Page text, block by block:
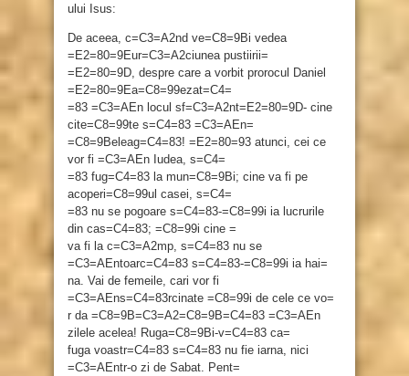
ului Isus:
De aceea, c=C3=A2nd ve=C8=9Bi vedea
=E2=80=9Eur=C3=A2ciunea pustiirii=
=E2=80=9D, despre care a vorbit prorocul Daniel
=E2=80=9Ea=C8=99ezat=C4=
=83 =C3=AEn locul sf=C3=A2nt=E2=80=9D- cine
cite=C8=99te s=C4=83 =C3=AEn=
=C8=9Beleag=C4=83! =E2=80=93 atunci, cei ce
vor fi =C3=AEn Iudea, s=C4=
=83 fug=C4=83 la mun=C8=9Bi; cine va fi pe
acoperi=C8=99ul casei, s=C4=
=83 nu se pogoare s=C4=83-=C8=99i ia lucrurile
din cas=C4=83; =C8=99i cine =
va fi la c=C3=A2mp, s=C4=83 nu se
=C3=AEntoarc=C4=83 s=C4=83-=C8=99i ia hai=
na. Vai de femeile, cari vor fi
=C3=AEns=C4=83rcinate =C8=99i de cele ce vo=
r da =C8=9B=C3=A2=C8=9B=C4=83 =C3=AEn
zilele acelea! Ruga=C8=9Bi-v=C4=83 ca=
fuga voastr=C4=83 s=C4=83 nu fie iarna, nici
=C3=AEntr-o zi de Sabat. Pent=